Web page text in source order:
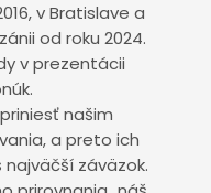
v Bratislave a
od roku 2024.
v prezentácii
našim
a preto ich
záväzok.